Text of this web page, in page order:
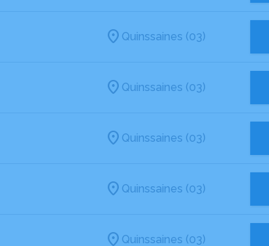
Quinssaines (03)
Quinssaines (03)
Quinssaines (03)
Quinssaines (03)
Quinssaines (03)